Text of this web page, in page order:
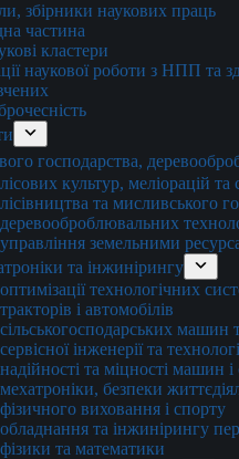
збірники наукових праць
частина
кластери
наукової роботи з НПП та
господарства,
культур, меліорацій
та мисливського
земельними
та інжинірингу
технологічних
і автомобілів
машин
інженерії та
та міцності машин
безпеки
виховання і спорту
та інжинірингу
та математики